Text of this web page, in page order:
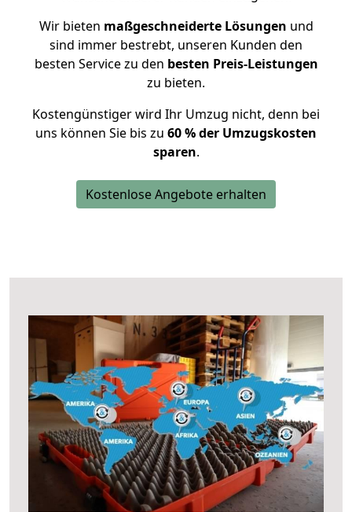
Wir bieten maßgeschneiderte Lösungen und
sind immer bestrebt, unseren Kunden den
besten Service zu den besten Preis-Leistungen
zu bieten.
Kostengünstiger wird Ihr Umzug nicht, denn bei
uns können Sie bis zu 60 % der Umzugskosten
sparen.
Kostenlose Angebote erhalten